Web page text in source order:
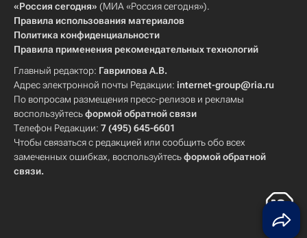
«Россия сегодня» (МИА «Россия сегодня»).
Правила использования материалов
Политика конфиденциальности
Правила применения рекомендательных технологий
Главный редактор: Гаврилова А.В.
Адрес электронной почты Редакции: internet-group@ria.ru
По вопросам размещения пресс-релизов и рекламы
воспользуйтесьформой обратной связи
Телефон Редакции: 7 (495) 645-6601
Чтобы связаться с редакцией или сообщить обо всех
замеченных ошибках, воспользуйтесьформой обратной
связи.